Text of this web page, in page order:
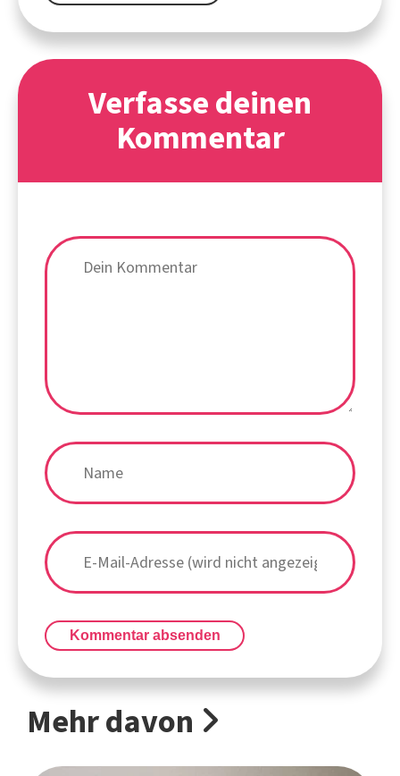
Verfasse deinen
Kommentar
Kommentar absenden
Mehr davon